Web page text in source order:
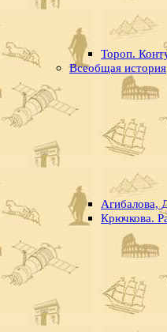
Тороп.
Всеобщая история
Агибалова,
Крючкова.